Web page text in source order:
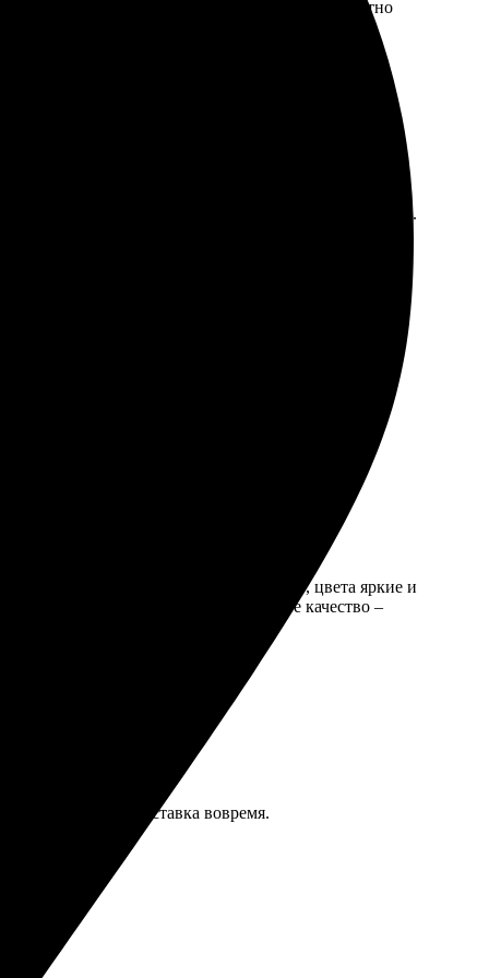
Операторы всегда готовы помочь, приятно
уровне. Печать порадовала качеством, рекомендую.
впечатления только положительные!
Качество печати порадовало, цвета яркие и
прибыли в срок. За такие цены такое качество –
отличное, доставка вовремя.